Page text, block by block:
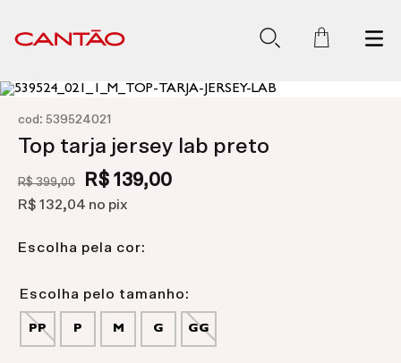
cod : 539524021
Top tarja jersey lab preto
R$ 399,00 R$ 139,00
R$ 132,04 no pix
Escolha pela cor:
PP P M G GG